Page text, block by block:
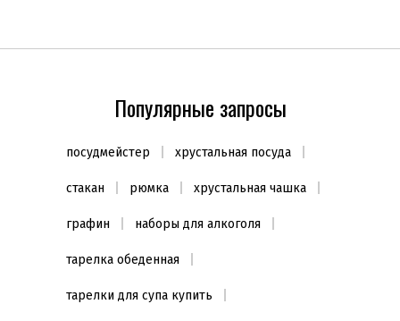
Популярные запросы
посудмейстер хрустальная посуда
стакан рюмка хрустальная чашка
графин наборы для алкоголя
тарелка обеденная
тарелки для супа купить